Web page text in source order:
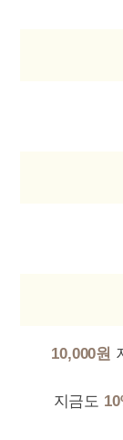
10,000원
지금도